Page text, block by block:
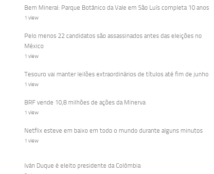
Bem Mineral: Parque Botânico da Vale em São Luís completa 10 anos
1 view
Pelo menos 22 candidatos são assassinados antes das eleições no
México
1 view
Tesouro vai manter leilões extraordinários de títulos até fim de junho
1 view
BRF vende 10,8 milhões de ações da Minerva
1 view
Netflix esteve em baixo em todo o mundo durante alguns minutos
1 view
Iván Duque é eleito presidente da Colômbia